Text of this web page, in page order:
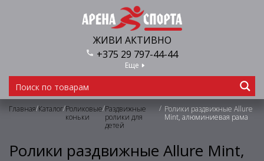
ЖИВИ АКТИВНО
+375 29 797-44-44
Еще
Главная/Каталог/Роликовые
коньки
/Раздвижные
ролики для
детей
/ Ролики раздвижные Allure
Mint, алюминиевая рама
Ролики раздвижные Allure Mint,